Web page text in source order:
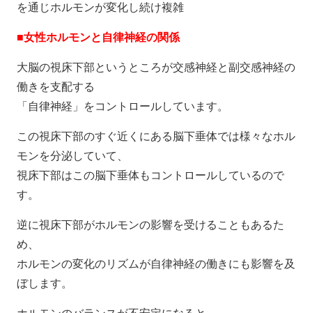
を通じホルモンが変化し続け複雑
■女性ホルモンと自律神経の関係
大脳の視床下部というところが交感神経と副交感神経の
働きを支配する
「自律神経」をコントロールしています。
この視床下部のすぐ近くにある脳下垂体では様々なホル
モンを分泌していて、
視床下部はこの脳下垂体もコントロールしているので
す。
逆に視床下部がホルモンの影響を受けることもあるた
め、
ホルモンの変化のリズムが自律神経の働きにも影響を及
ぼします。